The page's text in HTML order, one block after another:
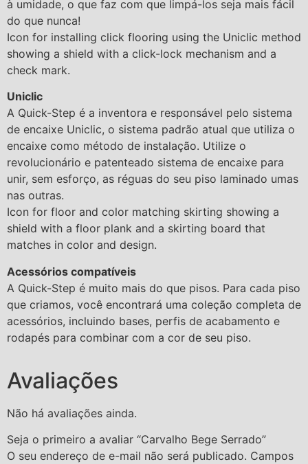
à umidade, o que faz com que limpá-los seja mais fácil
do que nunca!
Icon for installing click flooring using the Uniclic method
showing a shield with a click-lock mechanism and a
check mark.
Uniclic
A Quick-Step é a inventora e responsável pelo sistema
de encaixe Uniclic, o sistema padrão atual que utiliza o
encaixe como método de instalação. Utilize o
revolucionário e patenteado sistema de encaixe para
unir, sem esforço, as réguas do seu piso laminado umas
nas outras.
Icon for floor and color matching skirting showing a
shield with a floor plank and a skirting board that
matches in color and design.
Acessórios compatíveis
A Quick-Step é muito mais do que pisos. Para cada piso
que criamos, você encontrará uma coleção completa de
acessórios, incluindo bases, perfis de acabamento e
rodapés para combinar com a cor de seu piso.
Avaliações
Não há avaliações ainda.
Seja o primeiro a avaliar “Carvalho Bege Serrado”
O seu endereço de e-mail não será publicado. Campos